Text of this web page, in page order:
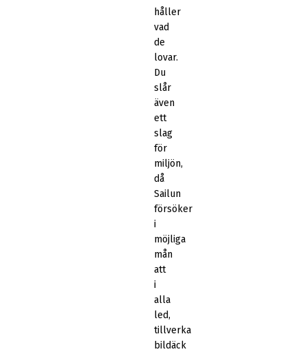
håller
vad
de
lovar.
Du
slår
även
ett
slag
för
miljön,
då
Sailun
försöker
i
möjliga
mån
att
i
alla
led,
tillverka
bildäck